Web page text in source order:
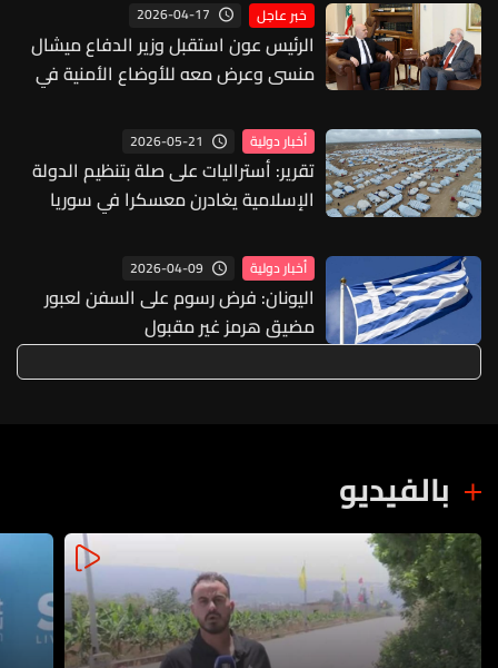
خبر عاجل 2026-04-17
الرئيس عون استقبل وزير الدفاع ميشال
منسى وعرض معه للأوضاع الأمنية في
إطلاق النار
أخبار دولية 2026-05-21
تقرير: أستراليات على صلة بتنظيم الدولة
الإسلامية يغادرن معسكرا في سوريا
أخبار دولية 2026-04-09
اليونان: فرض رسوم على السفن لعبور
مضيق هرمز غير مقبول
بالفيديو